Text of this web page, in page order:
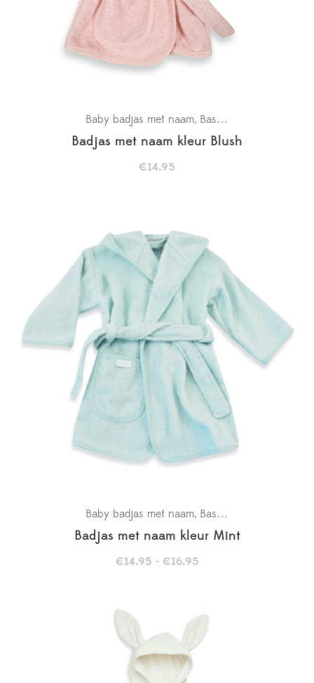
Baby badjas met naam, Basics
Badjas met naam kleur Blush
€14.95
Baby badjas met naam, Basics
Badjas met naam kleur Mint
€14.95 - €16.95Prijsklasse:
€16.95